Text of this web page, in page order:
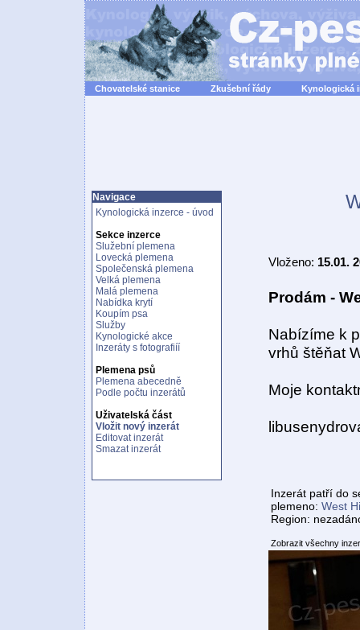
Chovatelské stanice Zkušební řády Kynologická
Navigace
Kynologická inzerce - úvod
Sekce inzerce
Služební plemena
Lovecká plemena
Společenská plemena
Velká plemena
Malá plemena
Nabídka krytí
Koupím psa
Služby
Kynologické akce
Inzeráty s fotografiíí
Plemena psů
Plemena abecedně
Podle počtu inzerátů
Uživatelská část
Vložit nový inzerát
Editovat inzerát
Smazat inzerát
Vloženo: 15.01.
Prodám -
Nabízíme k
vrhů štěňat
Moje
Inzerát patří do
plemeno: West
Region:
Zobrazit všechny